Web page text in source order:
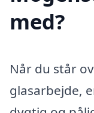
med?
Når du står
glasarbejde,